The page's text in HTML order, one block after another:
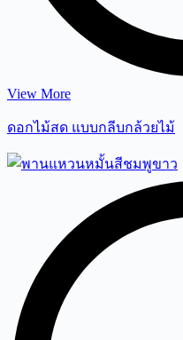
View More
ดอกไม้สด แบบกลีบกล้วยไม้